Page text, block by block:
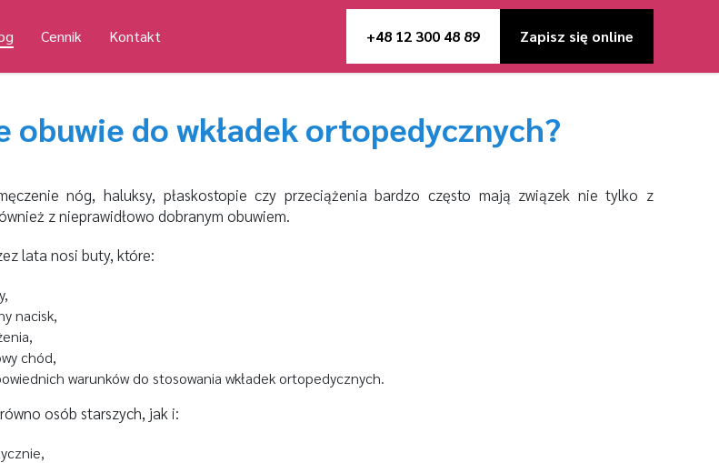
Cennik Kontakt +48 12 300 48 89 Zapisz się online
obuwie do wkładek ortopedycznych?
nóg, haluksy, płaskostopie czy przeciążenia bardzo często mają związek nie tylko z
z nieprawidłowo dobranym obuwiem.
lata nosi buty, które:
nacisk,
chód,
warunków do stosowania wkładek ortopedycznych.
osób starszych, jak i: